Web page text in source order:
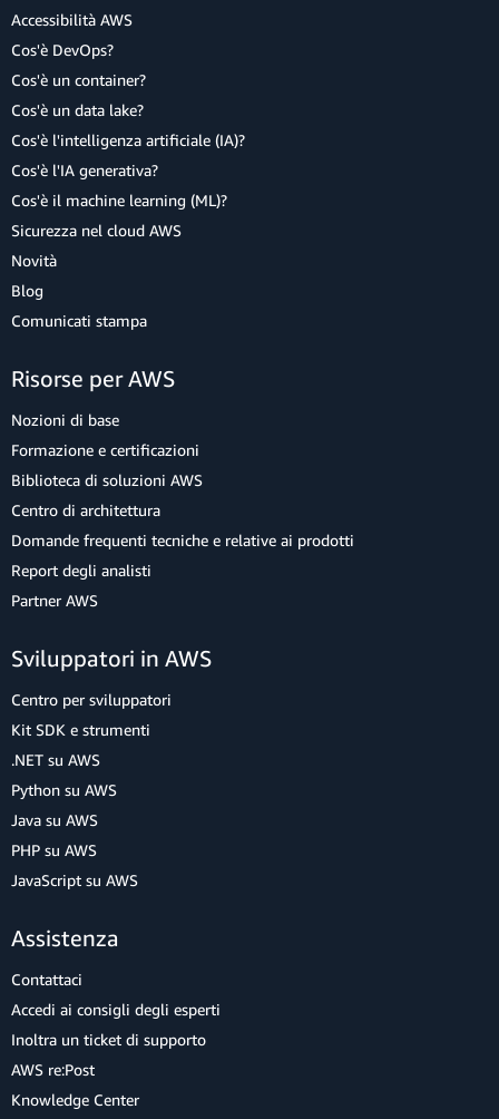
Accessibilità AWS
Cos'è DevOps?
Cos'è un container?
Cos'è un data lake?
Cos'è l'intelligenza artificiale (IA)?
Cos'è l'IA generativa?
Cos'è il machine learning (ML)?
Sicurezza nel cloud AWS
Novità
Blog
Comunicati stampa
Risorse per AWS
Nozioni di base
Formazione e certificazioni
Biblioteca di soluzioni AWS
Centro di architettura
Domande frequenti tecniche e relative ai prodotti
Report degli analisti
Partner AWS
Sviluppatori in AWS
Centro per sviluppatori
Kit SDK e strumenti
.NET su AWS
Python su AWS
Java su AWS
PHP su AWS
JavaScript su AWS
Assistenza
Contattaci
Accedi ai consigli degli esperti
Inoltra un ticket di supporto
AWS re:Post
Knowledge Center